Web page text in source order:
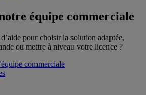
équipe commerciale
pour choisir la solution adaptée,
ou mettre à niveau votre licence ?
commerciale